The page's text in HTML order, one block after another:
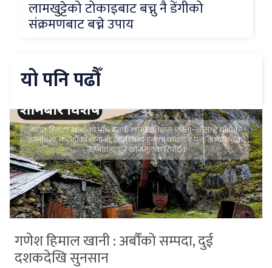
लामखुट्टेको टोकाइबाट बच्नु नै डेंगीको
संक्रमणबाट बच्ने उपाय
यो पनि पढौँ
गणेश हिमाल खानी : अर्बौंको सम्पदा, दुई
दशकदेखि सुनसान